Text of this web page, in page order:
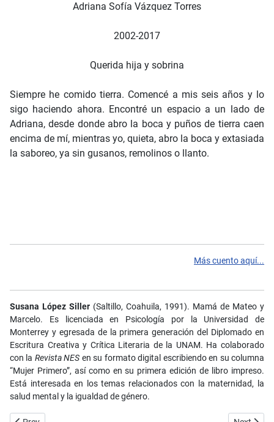
Adriana Sofía Vázquez Torres
2002-2017
Querida hija y sobrina
Siempre he comido tierra. Comencé a mis seis años y lo
sigo haciendo ahora. Encontré un espacio a un lado de
Adriana, desde donde abro la boca y puños de tierra caen
encima de mí, mientras yo, quieta, abro la boca y extasiada
la saboreo, ya sin gusanos, remolinos o llanto.
Más cuento aquí...
Susana López Siller (Saltillo, Coahuila, 1991). Mamá de Mateo y
Marcelo. Es licenciada en Psicología por la Universidad de
Monterrey y egresada de la primera generación del Diplomado en
Escritura Creativa y Crítica Literaria de la UNAM. Ha colaborado
con la Revista NES en su formato digital escribiendo en su columna
“Mujer Primero”, así como en su primera edición de libro impreso.
Está interesada en los temas relacionados con la maternidad, la
salud mental y la igualdad de género.